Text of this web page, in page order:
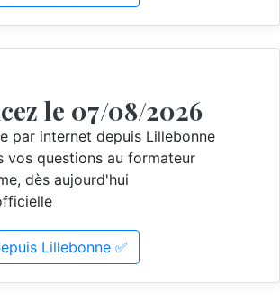
le 07/08/2026
par internet depuis Lillebonne
vos questions au formateur
dès aujourd'hui
Lillebonne ✅